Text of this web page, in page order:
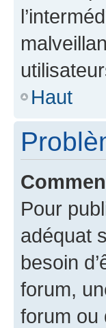
Haut
Pour
adéquat
besoin
forum,
forum ou